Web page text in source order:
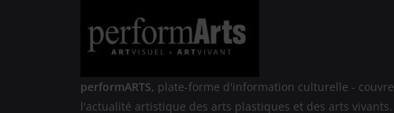
performARTS, plate-forme d'information culturelle - couvre
l'actualité artistique des arts plastiques et des arts vivants.